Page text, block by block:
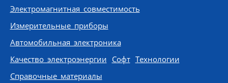
Электромагнитная совместимость
Измерительные приборы
Автомобильная электроника
Качество электроэнергии Софт Технологии
Справочные материалы